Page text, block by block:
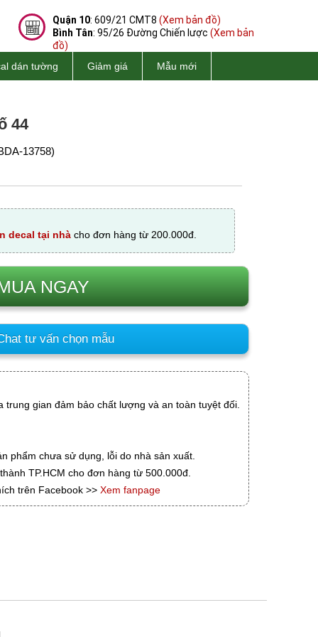
Quận 10: 609/21 CMT8 (Xem bản đồ)
Bình Tân: 95/26 Đường Chiến lược (Xem bản
đồ)
dán tường Giảm giá Mẫu mới
44
13758)
decal tại nhà cho đơn hàng từ 200.000đ.
NGAY
tư vấn chọn mẫu
trung gian đảm bảo chất lượng và an toàn tuyệt đối.
phẩm chưa sử dụng, lỗi do nhà sản xuất.
TP.HCM cho đơn hàng từ 500.000đ.
trên Facebook >> Xem fanpage